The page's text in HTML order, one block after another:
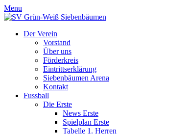
Menu
Der Verein
Vorstand
Über uns
Förderkreis
Eintrittserklärung
Siebenbäumen Arena
Kontakt
Fussball
Die Erste
News Erste
Spielplan Erste
Tabelle 1. Herren